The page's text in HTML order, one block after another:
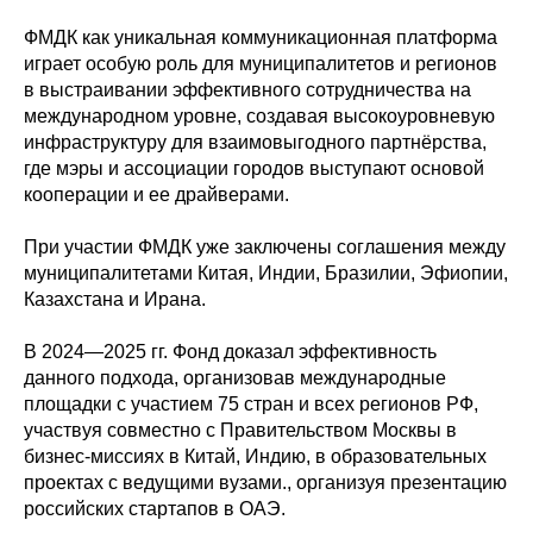
ФМДК как уникальная коммуникационная платформа
играет особую роль для муниципалитетов и регионов
в выстраивании эффективного сотрудничества на
международном уровне, создавая высокоуровневую
инфраструктуру для взаимовыгодного партнёрства,
где мэры и ассоциации городов выступают основой
кооперации и ее драйверами.
При участии ФМДК уже заключены соглашения между
муниципалитетами Китая, Индии, Бразилии, Эфиопии,
Казахстана и Ирана.
В 2024—2025 гг. Фонд доказал эффективность
данного подхода, организовав международные
площадки с участием 75 стран и всех регионов РФ,
участвуя совместно с Правительством Москвы в
бизнес-миссиях в Китай, Индию, в образовательных
проектах с ведущими вузами., организуя презентацию
российских стартапов в ОАЭ.